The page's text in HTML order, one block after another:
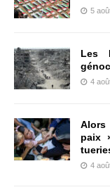
5
Les
4
Alors
paix
4